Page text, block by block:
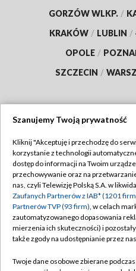
GORZÓW WLKP. /
KRAKÓW / LUBLIN /
OPOLE /
SZCZECIN /
Abonament TVP
Emisja w TVP
Centrum informacji TVP
Naziemna Telewizja
Polityka
Moje
Szanujemy Twoją prywatność
Kliknij "Akceptuję i przechodzę do
korzystanie z technologii
dostęp do informacji na Twoim
przechowywanie oraz na
nas, czyli Telewizję Polską S.A. w
Zaufanych Partnerów z IAB* (1201
Partnerów TVP (93 firm), w celach
zautomatyzowanego dopasowania
mierzenia ich skuteczności) i
także zgody na udostępnianie przez
Twoje dane osobowe zbierane